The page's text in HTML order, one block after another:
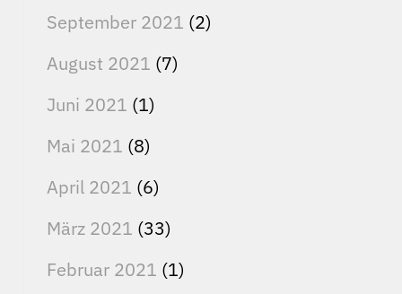
September 2021 (2)
August 2021 (7)
Juni 2021 (1)
Mai 2021 (8)
April 2021 (6)
März 2021 (33)
Februar 2021 (1)